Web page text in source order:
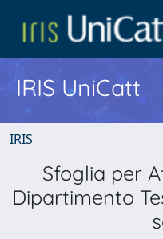
IRIS UniCatt
IRIS
Sfoglia per
Dipartimento